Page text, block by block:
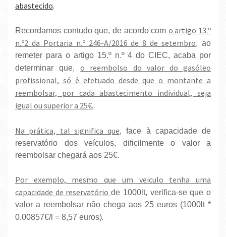
abastecido.
Recordamos contudo que, de acordo com o artigo 13.º
n.º2 da Portaria n.º 246-A/2016 de 8 de setembro, ao
remeter para o artigo 15.º n.º 4 do CIEC, acaba por
determinar que,o reembolso do valor do gasóleo
profissional, só é efetuado desde que o montante a
reembolsar, por cada abastecimento individual, seja
igual ou superior a 25€.
Na prática, tal significa que, face à capacidade de
reservatório dos veículos, dificilmente o valor a
reembolsar chegará aos 25€.
Por exemplo, mesmo que um veiculo tenha uma
capacidade de reservatóriode 1000lt, verifica-se que o
valor a reembolsar não chega aos 25 euros (1000lt *
0.00857€/l = 8,57 euros).